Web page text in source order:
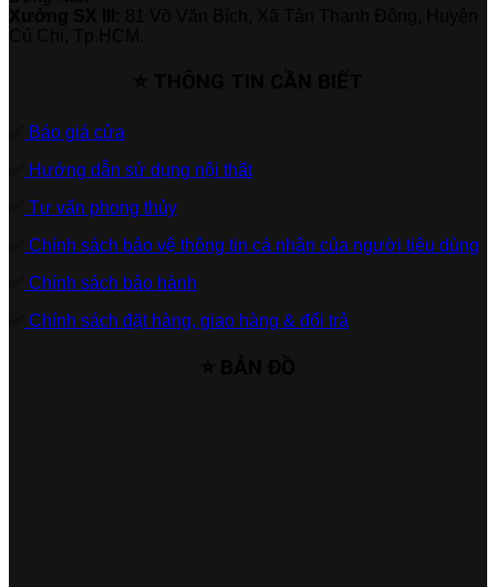
Báo giá cửa
Hướng dẫn sử dụng nội thất
Tư vấn phong thủy
Chính sách bảo vệ thông tin cá nhân của người tiêu dùng
Chính sách bảo hành
Chính sách đặt hàng, giao hàng & đổi trả